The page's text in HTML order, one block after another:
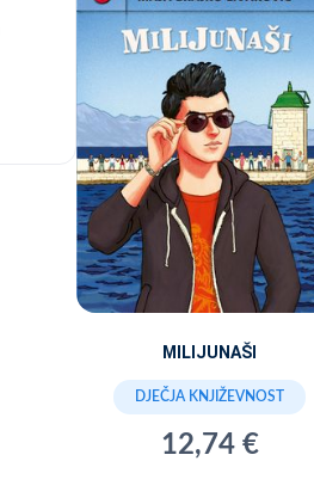
MILIJUNAŠI
DJEČJA KNJIŽEVNOST
12,74 €